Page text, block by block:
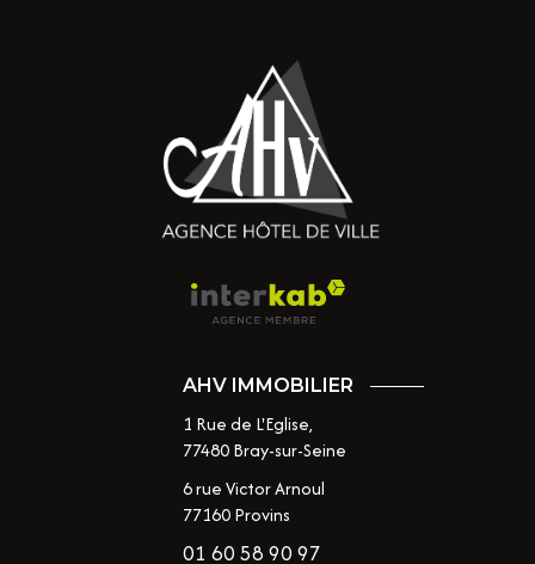
AHV IMMOBILIER
1 Rue de L'Eglise,
77480Bray-sur-Seine
6 rue Victor Arnoul
77160 Provins
01 60 58 90 97